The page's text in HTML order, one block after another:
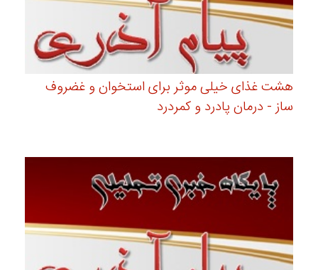
هشت غذای خیلی موثر برای استخوان و غضروف
ساز - درمان پادرد و کمردرد